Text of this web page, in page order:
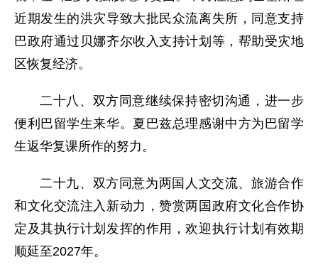
近期发生的洪灾导致大批民众流离失所，同意支持
巴政府通过贝娜齐尔收入支持计划等，帮助受灾地
区恢复经济。
二十八、双方同意继续保持密切沟通，进一步
便利巴留学生来华。夏巴兹总理感谢中方为巴留学
生返华复课所作的努力。
二十九、双方同意为两国人文交流、旅游合作
和文化交流注入新动力，赞赏两国政府文化合作协
定及其执行计划发挥的作用，欢迎执行计划有效期
顺延至2027年。